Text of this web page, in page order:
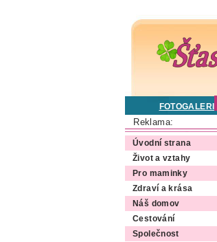
FOTOGALERIE
Reklama:
Úvodní strana
Život a vztahy
Pro maminky
Zdraví a krása
Náš domov
Cestování
Společnost